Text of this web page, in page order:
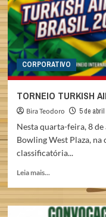
CORPORATIVO
TORNEIO TURKISH
Bira Teodoro 5 de abril
Nesta quarta-feira, 8
Bowling West Plaza,
classificatória...
Leia mais...
TORNEIO